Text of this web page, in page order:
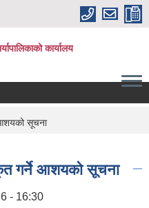
कार्यालय
सूचना
गर्ने आशयको सूचना
- 16:30